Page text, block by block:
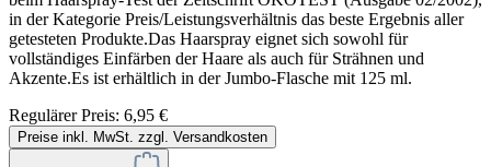
in der Kategorie Preis/Leistungsverhältnis das beste Ergebnis aller
getesteten Produkte.Das Haarspray eignet sich sowohl für
vollständiges Einfärben der Haare als auch für Strähnen und
Akzente.Es ist erhältlich in der Jumbo-Flasche mit 125 ml.
Regulärer Preis: 6,95 €
Preise inkl. MwSt. zzgl. Versandkosten